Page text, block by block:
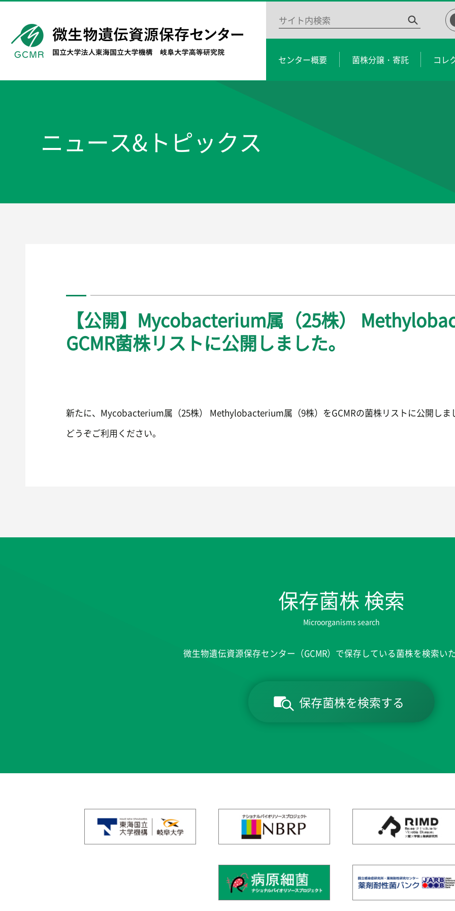
センター概要 菌株分譲・寄託 コレ
ニュース&トピックス
【公開】Mycobacterium属（25株）
GCMR菌株リストに公開しました。
新たに、Mycobacterium属（25株） Methylobacterium属（9株）をGCMRの菌株リストに公開しま
どうぞご利用ください。
保存菌株 検索
Microorganisms search
微生物遺伝資源保存センター（GCMR）で保存している菌株を検索い
保存菌株を検索する